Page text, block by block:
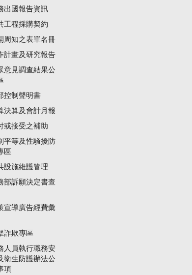
出國報告資訊
工程採購契約
周知之表單名冊
計畫及研究報告
意見調查結果公
控制聲明書
決算及會計月報
或接受之補助
平等及性騷擾防
區
設施維護管理
部訴願決定書查
宣導廣告經費彙
詐欺專區
人員執行職務安
衛生防護辦法公
項